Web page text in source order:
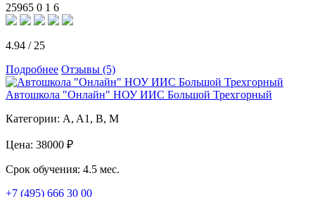
25965 0 1 6
4.94 / 25
Подробнее Отзывы (5)
Автошкола "Онлайн" НОУ ИИС Большой Трехгорный
Категории: A, A1, B, M
Цена: 38000 ₽
Срок обучения: 4.5 мес.
+7 (495) 666 30 00